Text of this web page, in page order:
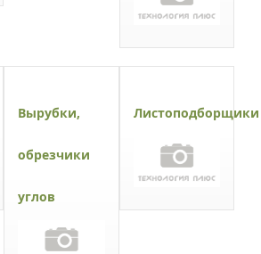
Вырубки,
обрезчики
углов
Листоподборщики